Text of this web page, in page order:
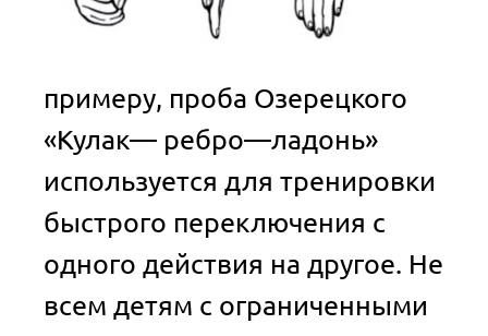
примеру, проба Озерецкого
«Кулак— ребро—ладонь»
используется для тренировки
быстрого переключения с
одного действия на другое. Не
всем детям с ограниченными